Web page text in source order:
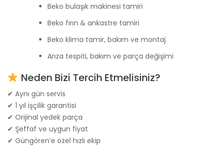
Beko bulaşık makinesi tamiri
Beko fırın & ankastre tamiri
Beko klima tamir, bakım ve montaj
Arıza tespiti, bakım ve parça değişimi
Neden Bizi Tercih Etmelisiniz?
✔ Aynı gün servis
✔ 1 yıl işçilik garantisi
✔ Orijinal yedek parça
✔ Şeffaf ve uygun fiyat
✔ Güngören’e özel hızlı ekip